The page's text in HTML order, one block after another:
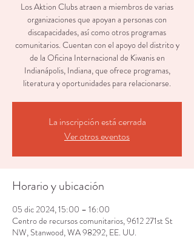
Los Aktion Clubs atraen a miembros de varias
organizaciones que apoyan a personas con
discapacidades, así como otros programas
comunitarios. Cuentan con el apoyo del distrito y
de la Oficina Internacional de Kiwanis en
Indianápolis, Indiana, que ofrece programas,
literatura y oportunidades para relacionarse.
La inscripción está cerrada
Ver otros eventos
Horario y ubicación
05 dic 2024, 15:00 – 16:00
Centro de recursos comunitarios, 9612 271st St
NW, Stanwood, WA 98292, EE. UU.